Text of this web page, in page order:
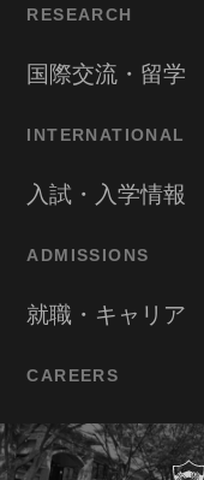
RESEARCH
国際交流・留学
INTERNATIONAL
入試・入学情報
ADMISSIONS
就職・キャリア
CAREERS